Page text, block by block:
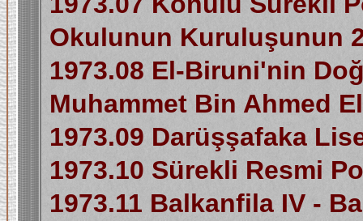
Okulunun Kuruluşunun
1973.08 El-Biruni'nin
Muhammet Bin Ahmed
1973.09 Darüşşafaka
1973.10 Sürekli Resmi
1973.11 Balkanfila IV -